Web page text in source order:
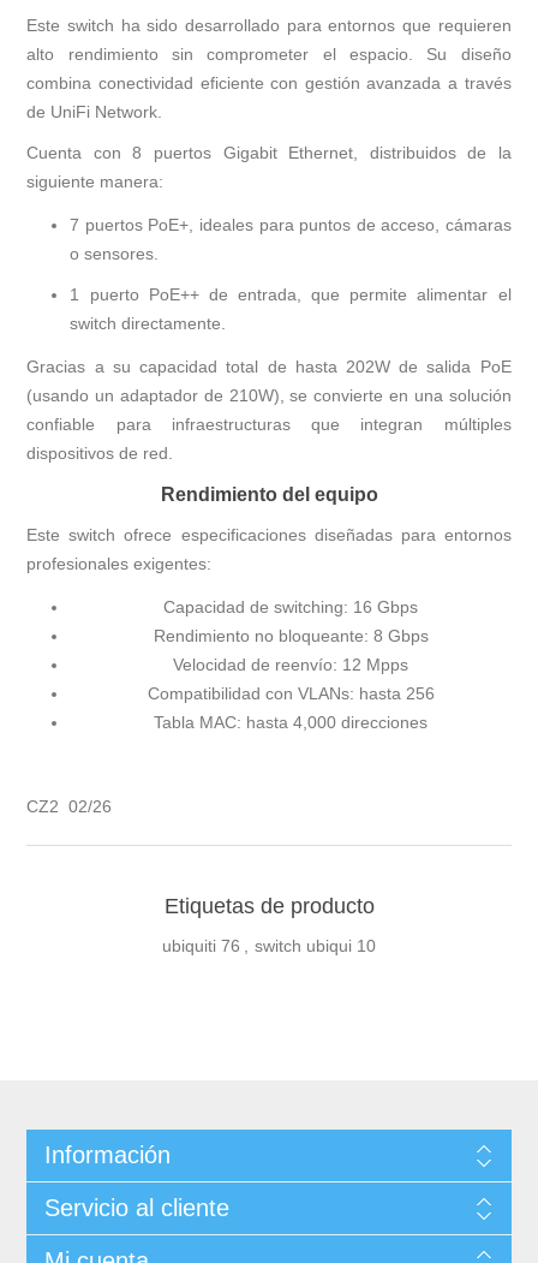
Este switch ha sido desarrollado para entornos que requieren
alto rendimiento sin comprometer el espacio. Su diseño
combina conectividad eficiente con gestión avanzada a través
de UniFi Network.
Cuenta con 8 puertos Gigabit Ethernet, distribuidos de la
siguiente manera:
7 puertos PoE+, ideales para puntos de acceso, cámaras
o sensores.
1 puerto PoE++ de entrada, que permite alimentar el
switch directamente.
Gracias a su capacidad total de hasta 202W de salida PoE
(usando un adaptador de 210W), se convierte en una solución
confiable para infraestructuras que integran múltiples
dispositivos de red.
Rendimiento del equipo
Este switch ofrece especificaciones diseñadas para entornos
profesionales exigentes:
Capacidad de switching: 16 Gbps
Rendimiento no bloqueante: 8 Gbps
Velocidad de reenvío: 12 Mpps
Compatibilidad con VLANs: hasta 256
Tabla MAC: hasta 4,000 direcciones
CZ2 02/26
Etiquetas de producto
ubiquiti 76 , switch ubiqui 10
Información
Servicio al cliente